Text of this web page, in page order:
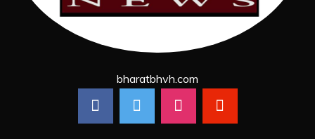
bharatbhvh.com